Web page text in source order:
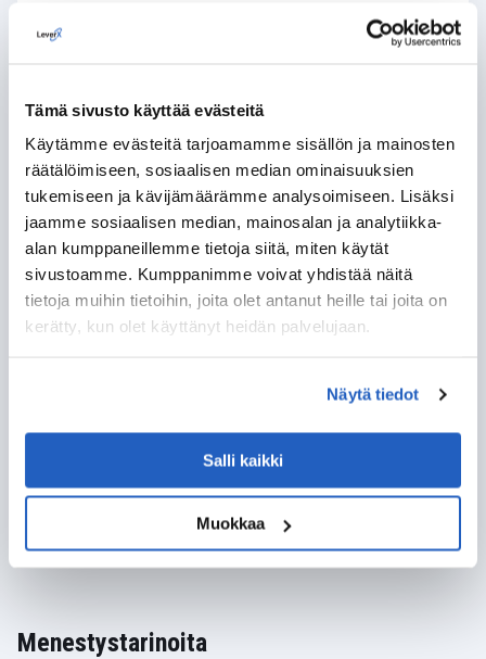
Tämä sivusto käyttää evästeitä
Käytämme evästeitä tarjoamamme sisällön ja mainosten
räätälöimiseen, sosiaalisen median ominaisuuksien
tukemiseen ja kävijämäärämme analysoimiseen. Lisäksi
jaamme sosiaalisen median, mainosalan ja analytiikka-
alan kumppaneillemme tietoja siitä, miten käytät
sivustoamme. Kumppanimme voivat yhdistää näitä
tietoja muihin tietoihin, joita olet antanut heille tai joita on
kerätty, kun olet käyttänyt heidän palvelujaan.
Näytä tiedot
Salli kaikki
Muokkaa
auttaa tekemään datan migraatiosta ja integraatiosta
helppoa kuin ABC. Tarpeidesi mukaan DataLark voi:
muuntamisen ja validoinnin.
Tuoda dataa tiedostoista, tietokantajärjestelmistä,
sovelluksista, pilvipalveluista, viestijonoista ja
Käsitellä saumattomasti WMS-, MES-, verkkokauppa-,
HR- ja monia muita järjestelmiä.
Automatisoida tapahtuma- tai aikataulupohjaisia
Menestystarinoita